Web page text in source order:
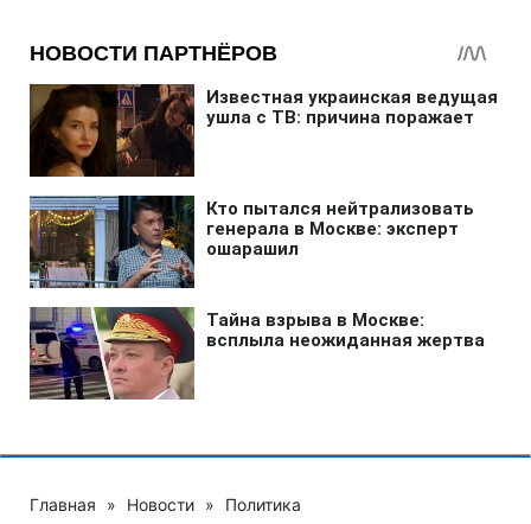
Главная » Новости » Политика